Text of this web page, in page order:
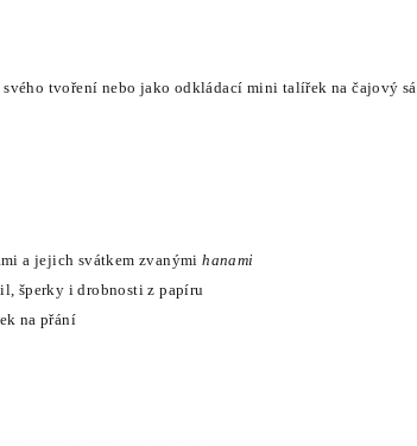
tvoření nebo jako odkládací mini talířek na čajový
a jejich svátkem zvanýmihanami
šperky i drobnosti z papíru
na přání